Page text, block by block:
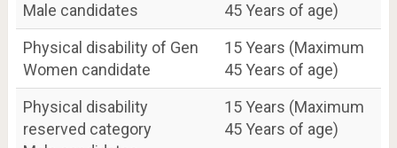
Male candidates
45 Years of age)
Physical disability of Gen
Women candidate
15 Years (Maximum
45 Years of age)
Physical disability
reserved category
15 Years (Maximum
45 Years of age)